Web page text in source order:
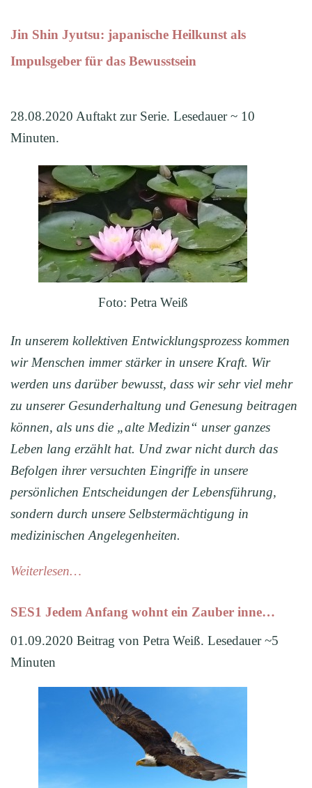
Jin Shin Jyutsu: japanische Heilkunst als
Impulsgeber für das Bewusstsein
28.08.2020 Auftakt zur Serie. Lesedauer ~ 10
Minuten.
Foto: Petra Weiß
In unserem kollektiven Entwicklungsprozess kommen
wir Menschen immer stärker in unsere Kraft. Wir
werden uns darüber bewusst, dass wir sehr viel mehr
zu unserer Gesunderhaltung und Genesung beitragen
können, als uns die „alte Medizin“ unser ganzes
Leben lang erzählt hat. Und zwar nicht durch das
Befolgen ihrer versuchten Eingriffe in unsere
persönlichen Entscheidungen der Lebensführung,
sondern durch unsere Selbstermächtigung in
medizinischen Angelegenheiten.
Weiterlesen…
SES1 Jedem Anfang wohnt ein Zauber inne…
01.09.2020 Beitrag von Petra Weiß. Lesedauer ~5
Minuten